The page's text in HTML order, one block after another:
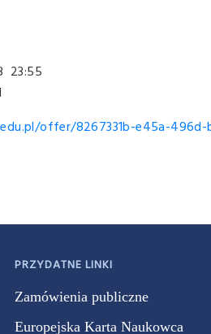
23:55
offer/8267331b-e45a-496d-
PRZYDATNE LINKI
Zamówienia publiczne
Europejska Karta Naukowca